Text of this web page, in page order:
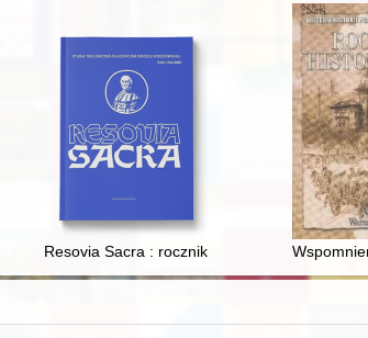
1938from the castle in Przezmark in the light of
Resovia Sacra : rocznik filozoficzno-